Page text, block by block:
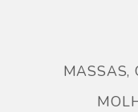
MASSAS,